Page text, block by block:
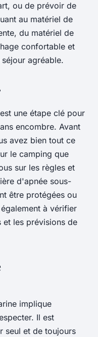
ou de prévoir de
au matériel de
du matériel de
confortable et
agréable.
une étape clé pour
encombre. Avant
avez bien tout ce
le camping que
sur les règles et
d'apnée sous-
être protégées ou
à vérifier
les prévisions de
implique
Il est
seul et de toujours